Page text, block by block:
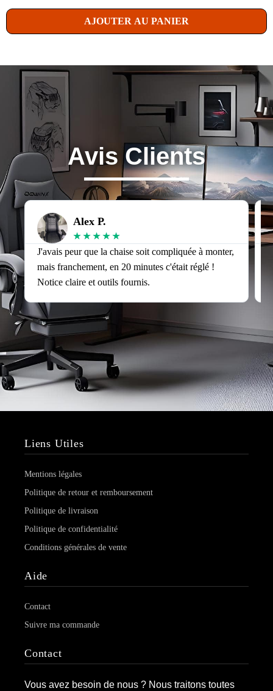
AJOUTER AU PANIER
Avis Clients
Alex P.
★ ★ ★ ★ ★
J'avais peur que la chaise soit compliquée à monter,
mais franchement, en 20 minutes c'était réglé !
Notice claire et outils fournis.
Liens Utiles
Mentions légales
Politique de retour et remboursement
Politique de livraison
Politique de confidentialité
Conditions générales de vente
Aide
Contact
Suivre ma commande
Contact
Vous avez besoin de nous ? Nous traitons toutes